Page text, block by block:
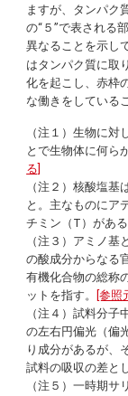
ますが、タンパク
の“５”で表される
異なることを示し
はタンパク質に取
化を起こし、赤枠
な働きをしている
（注１）生物に
とで生物体に何ら
る]
（注２）核酸塩基
と。主なものにア
チミン（T）がある
（注３）アミノ基
の酸成分からなる
有機化合物の総称
ットを指す。
[参照
（注４）試料分
の左右円偏光（偏
り成分があるが、
試料の吸収の差と
（注５）一時期